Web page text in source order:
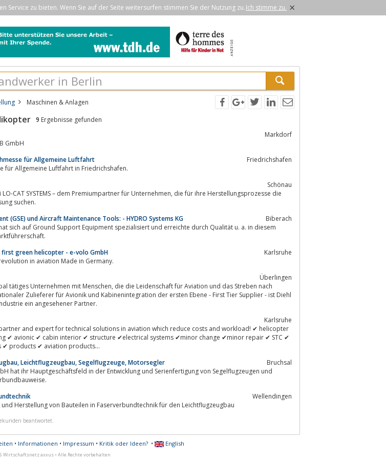
zu bieten. Wenn Sie auf der Seite weitersurfen stimmen Sie der Nutzung zu.Ich stimme zu. ×
Maschinen & Anlagen
9 Ergebnisse gefunden
Markdorf
GmbH
für Allgemeine Luftfahrt
Friedrichshafen
für Allgemeine Luftfahrt in Friedrichshafen.
Schönau
– dem Premiumpartner für Unternehmen, die für ihre Herstellungsprozesse die
suchen.
(GSE) und Aircraft Maintenance Tools: - HYDRO Systems KG
Biberach
hat sich auf Ground Support Equipment spezialisiert und erreichte durch Qualität u. a. in diesem
green helicopter - e-volo GmbH
Karlsruhe
in aviation Made in Germany.
Überlingen
mit Menschen, die die Leidenschaft für Aviation und das Streben nach
Zulieferer für Avionik und Kabinenintegration der ersten Ebene - First Tier Supplier - ist Diehl
ein angesehener Partner.
Karlsruhe
partner and expert for technical solutions in aviation which reduce costs and workload! ✔ helicopter
✔ avionic ✔ cabin interior ✔ structure ✔electrical systems ✔minor change ✔minor repair ✔ STC ✔
✔ products ✔ aviation products...
Leichtflugzeugbau, Segelflugzeuge, Motorsegler
Bruchsal
hat ihr Hauptgeschäftsfeld in der Entwicklung und Serienfertigung von Segelflugzeugen und
Wellendingen
und Herstellung von Bauteilen in Faserverbundtechnik für den Leichtflugzeugbau
beantwortet.
• Informationen • Impressum • Kritik oder Ideen?• English
Wirtschaftsnetz axxus • Alle Rechte vorbehalten